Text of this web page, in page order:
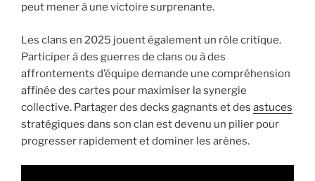
peut mener à une victoire surprenante.
Les clans en 2025 jouent également un rôle critique.
Participer à des guerres de clans ou à des
affrontements d’équipe demande une compréhension
affinée des cartes pour maximiser la synergie
collective. Partager des decks gagnants et des astuces
stratégiques dans son clan est devenu un pilier pour
progresser rapidement et dominer les arènes.